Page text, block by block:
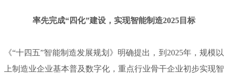
率先完成“四化”建设，实现智能制造2025目标
《“十四五”智能制造发展规划》明确提出，到2025年，规模以
上制造业企业基本普及数字化，重点行业骨干企业初步实现智